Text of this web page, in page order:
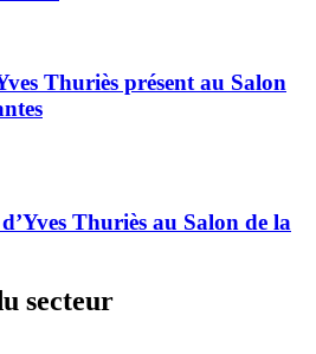
Thuriès présent au Salon
Thuriès au Salon de la
secteur